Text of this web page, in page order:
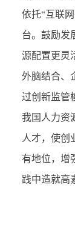
依托“互联
台。鼓励发
源配置更灵
外脑结合、
过创新监管
我国人力资
人才，使创
有地位，增
践中造就高